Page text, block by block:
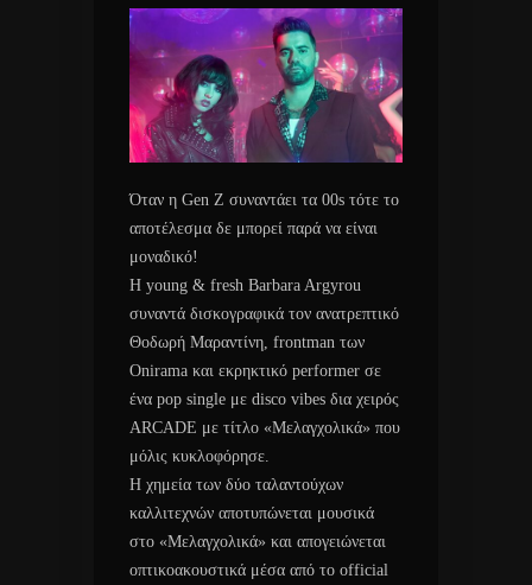
Όταν η Gen Z συναντάει τα 00s τότε το
αποτέλεσμα δε μπορεί παρά να είναι
μοναδικό!
Η young & fresh Barbara Argyrou
συναντά δισκογραφικά τον ανατρεπτικό
Θοδωρή Μαραντίνη, frontman των
Onirama και εκρηκτικό performer σε
ένα pop single με disco vibes δια χειρός
ARCADE με τίτλο «Μελαγχολικά» που
μόλις κυκλοφόρησε.
Η χημεία των δύο ταλαντούχων
καλλιτεχνών αποτυπώνεται μουσικά
στο «Μελαγχολικά» και απογειώνεται
οπτικοακουστικά μέσα από το official